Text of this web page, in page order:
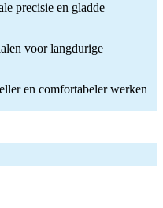
precisie en gladde
voor langdurige
en comfortabeler werken